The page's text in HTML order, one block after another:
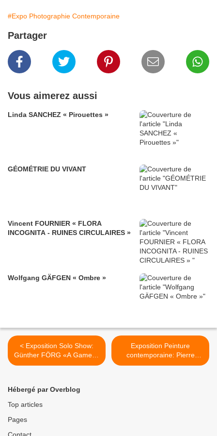
#Expo Photographie Contemporaine
Partager
Vous aimerez aussi
Linda SANCHEZ « Pirouettes »
GÉOMÉTRIE DU VIVANT
Vincent FOURNIER « FLORA
INCOGNITA - RUINES CIRCULAIRES »
Wolfgang GÄFGEN « Ombre »
< Exposition Solo Show:
Günther FÖRG «A Game of
Chess»
Exposition Peinture
contemporaine: Pierre
SEINTURIER «The Little
Hébergé par Overblog
Top articles
Pages